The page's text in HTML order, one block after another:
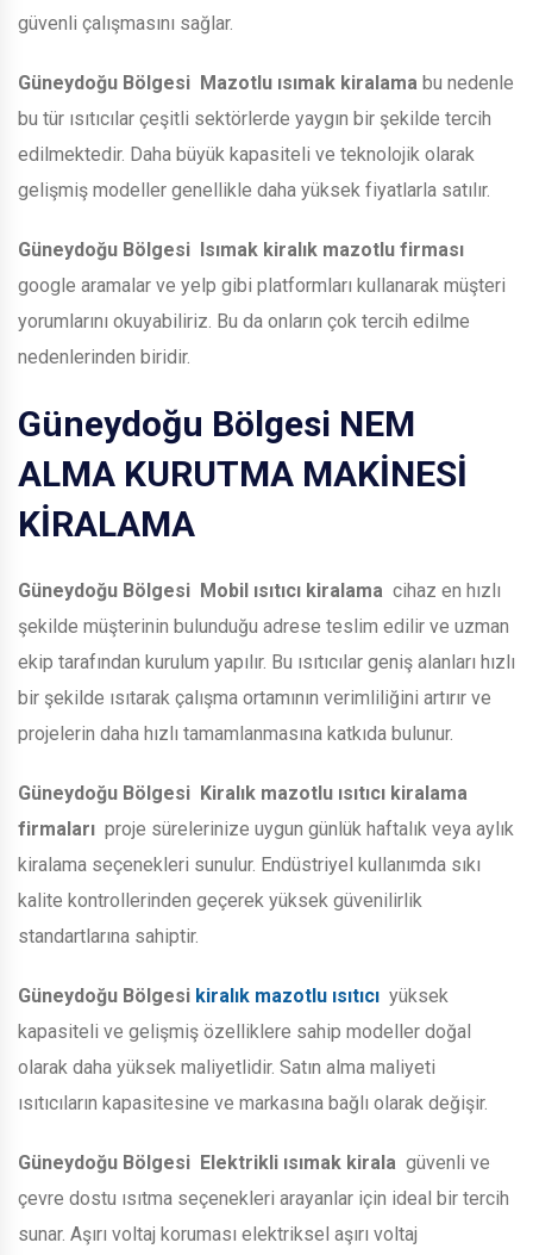
güvenli çalışmasını sağlar.
Güneydoğu Bölgesi Mazotlu ısımak kiralama bu nedenle
bu tür ısıtıcılar çeşitli sektörlerde yaygın bir şekilde tercih
edilmektedir. Daha büyük kapasiteli ve teknolojik olarak
gelişmiş modeller genellikle daha yüksek fiyatlarla satılır.
Güneydoğu Bölgesi Isımak kiralık mazotlu firması
google aramalar ve yelp gibi platformları kullanarak müşteri
yorumlarını okuyabiliriz. Bu da onların çok tercih edilme
nedenlerinden biridir.
Güneydoğu Bölgesi NEM
ALMA KURUTMA MAKİNESİ
KİRALAMA
Güneydoğu Bölgesi Mobil ısıtıcı kiralama cihaz en hızlı
şekilde müşterinin bulunduğu adrese teslim edilir ve uzman
ekip tarafından kurulum yapılır. Bu ısıtıcılar geniş alanları hızlı
bir şekilde ısıtarak çalışma ortamının verimliliğini artırır ve
projelerin daha hızlı tamamlanmasına katkıda bulunur.
Güneydoğu Bölgesi Kiralık mazotlu ısıtıcı kiralama
firmaları proje sürelerinize uygun günlük haftalık veya aylık
kiralama seçenekleri sunulur. Endüstriyel kullanımda sıkı
kalite kontrollerinden geçerek yüksek güvenilirlik
standartlarına sahiptir.
Güneydoğu Bölgesi kiralık mazotlu ısıtıcı yüksek
kapasiteli ve gelişmiş özelliklere sahip modeller doğal
olarak daha yüksek maliyetlidir. Satın alma maliyeti
ısıtıcıların kapasitesine ve markasına bağlı olarak değişir.
Güneydoğu Bölgesi Elektrikli ısımak kirala güvenli ve
çevre dostu ısıtma seçenekleri arayanlar için ideal bir tercih
sunar. Aşırı voltaj koruması elektriksel aşırı voltaj